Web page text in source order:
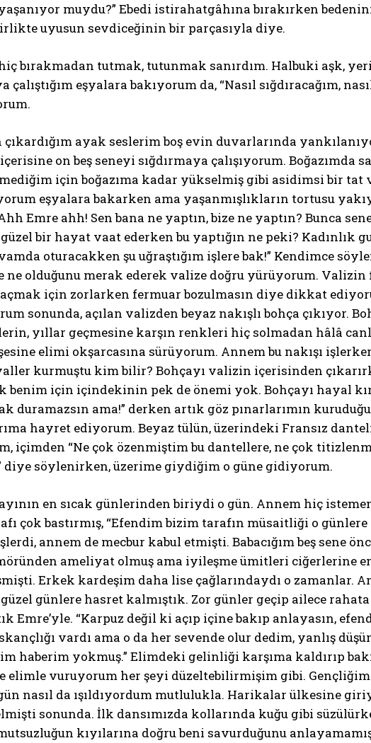
muydu?” Ebedi istirahatgâhına bırakırken
uyusun sevdiceğinin bir parçasıyla diye.
bırakmadan tutmak, tutunmak sanırdım. Halbuki aşk,
çalıştığım eşyalara bakıyorum da, “Nasıl sığdıracağım,
ayak seslerim boş evin duvarlarında
on beş seneyi sığdırmaya çalışıyorum. Boğazımda
için boğazıma kadar yükselmiş gibi asidimsi bir tat
eşyalara bakarken ama yaşanmışlıkların tortusu
Emre ahh! Sen bana ne yaptın, bize ne yaptın? Bunca
bir hayat vaat ederken bu yaptığın ne peki? Kadınlık
oturacakken şu uğraştığım işlere bak!” Kendimce
ne olduğunu merak ederek valize doğru yürüyorum. Valizin
açmak için zorlarken fermuar bozulmasın diye dikkat
sonunda, açılan valizden beyaz nakışlı bohça çıkıyor.
yıllar geçmesine karşın renkleri hiç solmadan hâlâ
elimi okşarcasına sürüyorum. Annem bu nakışı
kurmuştu kim bilir? Bohçayı valizin içerisinden
benim için içindekinin pek de önemi yok. Bohçayı hayal
duramazsın ama!” derken artık göz pınarlarımın
hayret ediyorum. Beyaz tülün, üzerindeki Fransız
içimden “Ne çok özenmiştim bu dantellere, ne çok
diye söylenirken, üzerime giydiğim o güne gidiyorum.
en sıcak günlerinden biriydi o gün. Annem hiç
çok bastırmış, “Efendim bizim tarafın müsaitliği o
annem de mecbur kabul etmişti. Babacığım beş sene
ameliyat olmuş ama iyileşme ümitleri ciğerlerine
Erkek kardeşim daha lise çağlarındaydı o zamanlar.
günlere hasret kalmıştık. Zor günler geçip ailece
Emre’yle. “Karpuz değil ki açıp içine bakıp anlayasın,
vardı ama o da her sevende olur dedim, yanlış
haberim yokmuş.” Elimdeki gelinliği karşıma kaldırıp
elimle vuruyorum her şeyi düzeltebilirmişim gibi.
nasıl da ışıldıyordum mutlulukla. Harikalar ülkesine
sonunda. İlk dansımızda kollarında kuğu gibi
kıyılarına doğru beni savurduğunu